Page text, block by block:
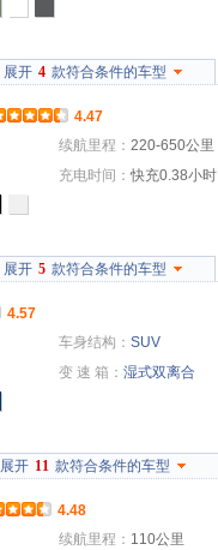
展开 4 款符合条件的车型
4.47
续航里程： 220-650公里
充电时间：快充0.38小时
展开 5 款符合条件的车型
4.57
车身结构： SUV
变 速 箱： 湿式双离合
展开 11 款符合条件的车型
4.48
续航里程： 110公里